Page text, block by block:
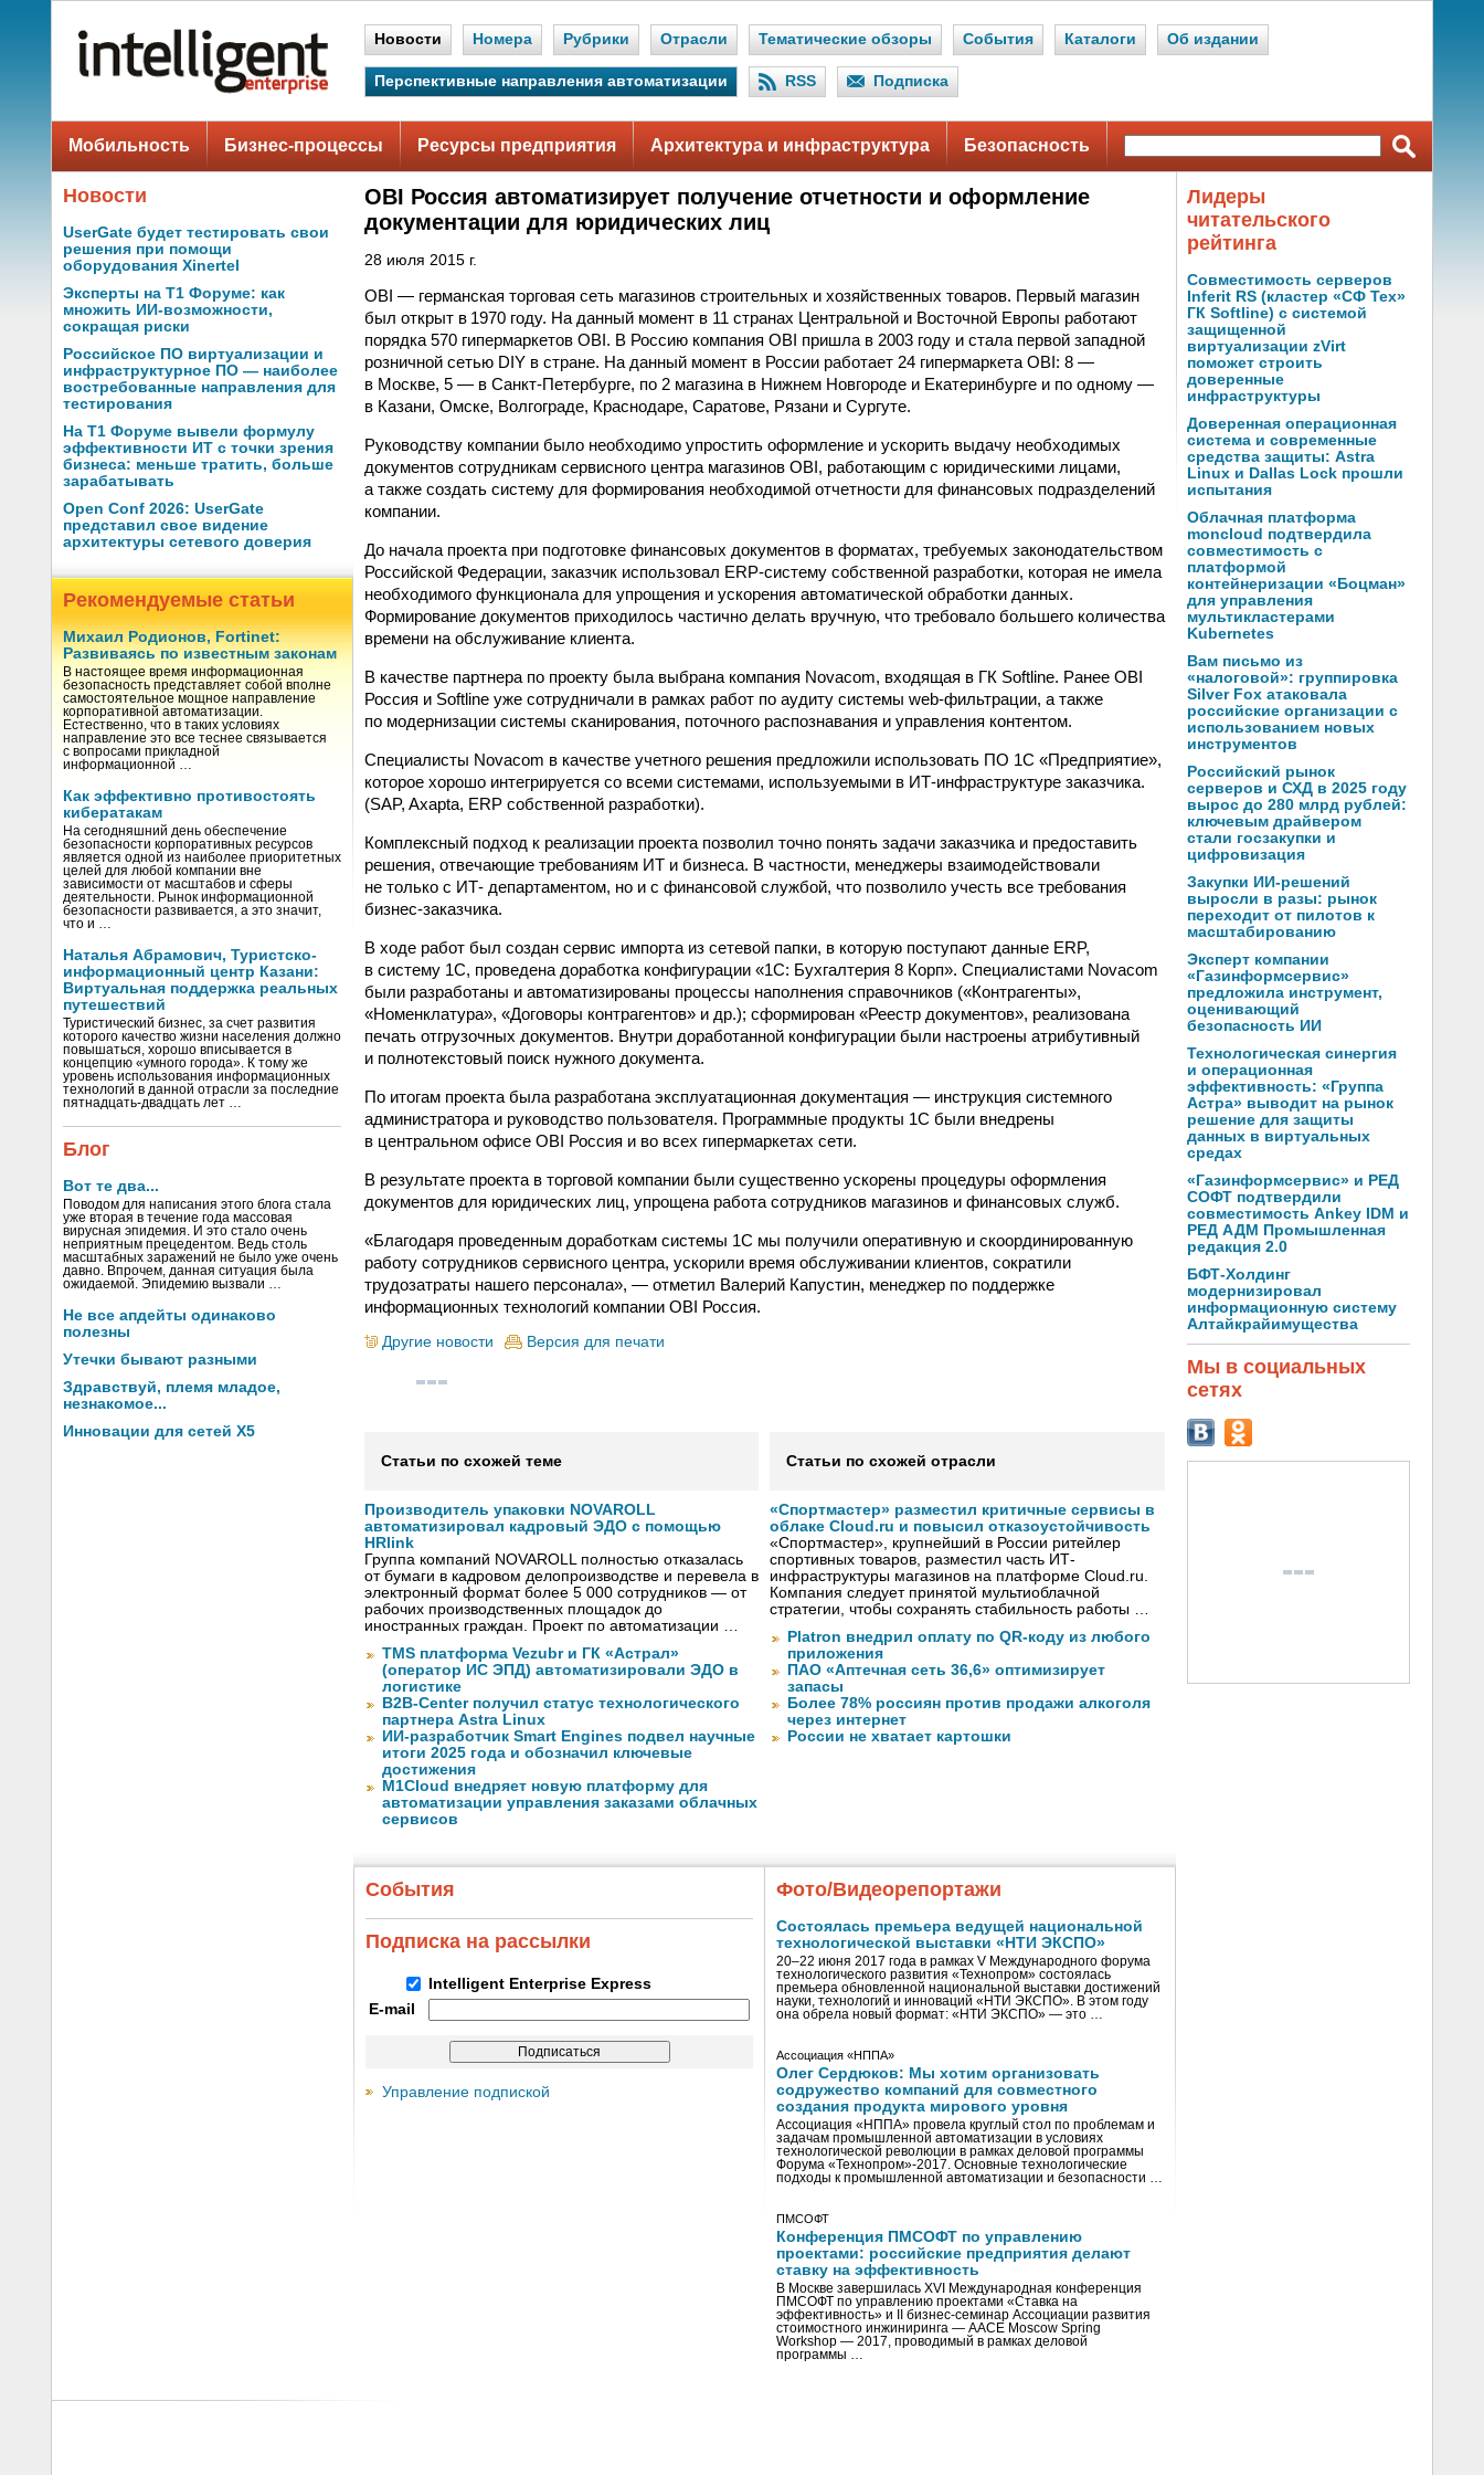
Новости Номера Рубрики Отрасли Тематические обзоры События Каталоги Об издании
Перспективные направления автоматизации RSS Подписка
Мобильность Бизнес-процессы Ресурсы предприятия Архитектура и инфраструктура Безопасность
Новости
UserGate будет тестировать свои
решения при помощи
оборудования Xinertel
Эксперты на Т1 Форуме: как
множить ИИ-возможности,
сокращая риски
Российское ПО виртуализации и
инфраструктурное ПО — наиболее
востребованные направления для
тестирования
На Т1 Форуме вывели формулу
эффективности ИТ с точки зрения
бизнеса: меньше тратить, больше
зарабатывать
Open Conf 2026: UserGate
представил свое видение
архитектуры сетевого доверия
Рекомендуемые статьи
Михаил Родионов, Fortinet:
Развиваясь по известным законам
В настоящее время информационная
безопасность представляет собой вполне
самостоятельное мощное направление
корпоративной автоматизации.
Естественно, что в таких условиях
направление это все теснее связывается
с вопросами прикладной
информационной …
Как эффективно противостоять
кибератакам
На сегодняшний день обеспечение
безопасности корпоративных ресурсов
является одной из наиболее приоритетных
целей для любой компании вне
зависимости от масштабов и сферы
деятельности. Рынок информационной
безопасности развивается, а это значит,
что и …
Наталья Абрамович, Туристско-
информационный центр Казани:
Виртуальная поддержка реальных
путешествий
Туристический бизнес, за счет развития
которого качество жизни населения должно
повышаться, хорошо вписывается в
концепцию «умного города». К тому же
уровень использования информационных
технологий в данной отрасли за последние
пятнадцать-двадцать лет …
Блог
Вот те два...
Поводом для написания этого блога стала
уже вторая в течение года массовая
вирусная эпидемия. И это стало очень
неприятным прецедентом. Ведь столь
масштабных заражений не было уже очень
давно. Впрочем, данная ситуация была
ожидаемой. Эпидемию вызвали …
Не все апдейты одинаково
полезны
Утечки бывают разными
Здравствуй, племя младое,
незнакомое...
Инновации для сетей X5
OBI Россия автоматизирует получение отчетности и оформление
документации для юридических лиц
28 июля 2015 г.
OBI — германская торговая сеть магазинов строительных и хозяйственных товаров. Первый магазин
был открыт в 1970 году. На данный момент в 11 странах Центральной и Восточной Европы работают
порядка 570 гипермаркетов OBI. В Россию компания OBI пришла в 2003 году и стала первой западной
розничной сетью DIY в стране. На данный момент в России работает 24 гипермаркета OBI: 8 —
в Москве, 5 — в Санкт-Петербурге, по 2 магазина в Нижнем Новгороде и Екатеринбурге и по одному —
в Казани, Омске, Волгограде, Краснодаре, Саратове, Рязани и Сургуте.
Руководству компании было необходимо упростить оформление и ускорить выдачу необходимых
документов сотрудникам сервисного центра магазинов OBI, работающим с юридическими лицами,
а также создать систему для формирования необходимой отчетности для финансовых подразделений
компании.
До начала проекта при подготовке финансовых документов в форматах, требуемых законодательством
Российской Федерации, заказчик использовал ERP-систему собственной разработки, которая не имела
необходимого функционала для упрощения и ускорения автоматической обработки данных.
Формирование документов приходилось частично делать вручную, что требовало большего количества
времени на обслуживание клиента.
В качестве партнера по проекту была выбрана компания Novacom, входящая в ГК Softline. Ранее OBI
Россия и Softline уже сотрудничали в рамках работ по аудиту системы web-фильтрации, а также
по модернизации системы сканирования, поточного распознавания и управления контентом.
Специалисты Novacom в качестве учетного решения предложили использовать ПО 1С «Предприятие»,
которое хорошо интегрируется со всеми системами, используемыми в ИТ-инфраструктуре заказчика.
(SAP, Axapta, ERP собственной разработки).
Комплексный подход к реализации проекта позволил точно понять задачи заказчика и предоставить
решения, отвечающие требованиям ИT и бизнеса. В частности, менеджеры взаимодействовали
не только с ИТ- департаментом, но и с финансовой службой, что позволило учесть все требования
бизнес-заказчика.
В ходе работ был создан сервис импорта из сетевой папки, в которую поступают данные ERP,
в систему 1С, проведена доработка конфигурации «1С: Бухгалтерия 8 Корп». Специалистами Novacom
были разработаны и автоматизированы процессы наполнения справочников («Контрагенты»,
«Номенклатура», «Договоры контрагентов» и др.); сформирован «Реестр документов», реализована
печать отгрузочных документов. Внутри доработанной конфигурации были настроены атрибутивный
и полнотекстовый поиск нужного документа.
По итогам проекта была разработана эксплуатационная документация — инструкция системного
администратора и руководство пользователя. Программные продукты 1C были внедрены
в центральном офисе OBI Россия и во всех гипермаркетах сети.
В результате проекта в торговой компании были существенно ускорены процедуры оформления
документов для юридических лиц, упрощена работа сотрудников магазинов и финансовых служб.
«Благодаря проведенным доработкам системы 1С мы получили оперативную и скоординированную
работу сотрудников сервисного центра, ускорили время обслуживании клиентов, сократили
трудозатраты нашего персонала», — отметил Валерий Капустин, менеджер по поддержке
информационных технологий компании OBI Россия.
Другие новости Версия для печати
Статьи по схожей теме
Производитель упаковки NOVAROLL
автоматизировал кадровый ЭДО с помощью
HRlink
Группа компаний NOVAROLL полностью отказалась
от бумаги в кадровом делопроизводстве и перевела в
электронный формат более 5 000 сотрудников — от
рабочих производственных площадок до
иностранных граждан. Проект по автоматизации …
TMS платформа Vezubr и ГК «Астрал»
(оператор ИС ЭПД) автоматизировали ЭДО в
логистике
B2B-Center получил статус технологического
партнера Astra Linux
ИИ-разработчик Smart Engines подвел научные
итоги 2025 года и обозначил ключевые
достижения
M1Cloud внедряет новую платформу для
автоматизации управления заказами облачных
сервисов
Статьи по схожей отрасли
«Спортмастер» разместил критичные сервисы в
облаке Cloud.ru и повысил отказоустойчивость
«Спортмастер», крупнейший в России ритейлер
спортивных товаров, разместил часть ИТ-
инфраструктуры магазинов на платформе Cloud.ru.
Компания следует принятой мультиоблачной
стратегии, чтобы сохранять стабильность работы …
Platron внедрил оплату по QR-коду из любого
приложения
ПАО «Аптечная сеть 36,6» оптимизирует
запасы
Более 78% россиян против продажи алкоголя
через интернет
России не хватает картошки
События
Подписка на рассылки
Intelligent Enterprise Express
E-mail
Управление подпиской
Фото/Видеорепортажи
Состоялась премьера ведущей национальной
технологической выставки «НТИ ЭКСПО»
20–22 июня 2017 года в рамках V Международного форума
технологического развития «Технопром» состоялась
премьера обновленной национальной выставки достижений
науки, технологий и инноваций «НТИ ЭКСПО». В этом году
она обрела новый формат: «НТИ ЭКСПО» — это …
Ассоциация «НППА»
Олег Сердюков: Мы хотим организовать
содружество компаний для совместного
создания продукта мирового уровня
Ассоциация «НППА» провела круглый стол по проблемам и
задачам промышленной автоматизации в условиях
технологической революции в рамках деловой программы
Форума «Технопром»-2017. Основные технологические
подходы к промышленной автоматизации и безопасности …
ПМСОФТ
Конференция ПМСОФТ по управлению
проектами: российские предприятия делают
ставку на эффективность
В Москве завершилась XVI Международная конференция
ПМСОФТ по управлению проектами «Ставка на
эффективность» и II бизнес-семинар Ассоциации развития
стоимостного инжиниринга — AACE Moscow Spring
Workshop — 2017, проводимый в рамках деловой
программы …
Лидеры
читательского
рейтинга
Совместимость серверов
Inferit RS (кластер «СФ Тех»
ГК Softline) с системой
защищенной
виртуализации zVirt
поможет строить
доверенные
инфраструктуры
Доверенная операционная
система и современные
средства защиты: Astra
Linux и Dallas Lock прошли
испытания
Облачная платформа
moncloud подтвердила
совместимость с
платформой
контейнеризации «Боцман»
для управления
мультикластерами
Kubernetes
Вам письмо из
«налоговой»: группировка
Silver Fox атаковала
российские организации с
использованием новых
инструментов
Российский рынок
серверов и СХД в 2025 году
вырос до 280 млрд рублей:
ключевым драйвером
стали госзакупки и
цифровизация
Закупки ИИ-решений
выросли в разы: рынок
переходит от пилотов к
масштабированию
Эксперт компании
«Газинформсервис»
предложила инструмент,
оценивающий
безопасность ИИ
Технологическая синергия
и операционная
эффективность: «Группа
Астра» выводит на рынок
решение для защиты
данных в виртуальных
средах
«Газинформсервис» и РЕД
СОФТ подтвердили
совместимость Ankey IDM и
РЕД АДМ Промышленная
редакция 2.0
БФТ-Холдинг
модернизировал
информационную систему
Алтайкрайимущества
Мы в социальных
сетях